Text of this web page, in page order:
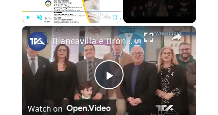
Unmute Fullscreen ×
Play Video
Biancavilla e Bronte. Incontri Lions club su sensibilizzazione e prevenzione disturbi alimentari e o
Watch on